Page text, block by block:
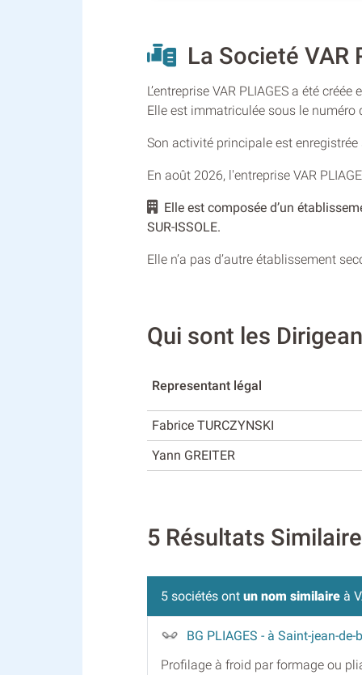
La Societé VAR
L’entreprise VAR PLIAGES a été
Elle est immatriculée sous le numéro
Son activité principale est
En août 2026, l'entreprise VAR
Elle est composée d’un
SUR-ISSOLE.
Elle n’a pas d’autre établissement
Qui sont les
Representant légal
Fabrice TURCZYNSKI
Yann GREITER
5 Résultats
5 sociétés ont un nom similaire à
BG PLIAGES - à Saint-jean-de-
Profilage à froid par formage ou